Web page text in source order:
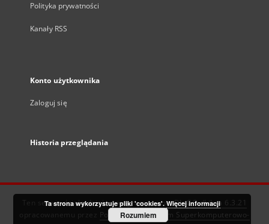
Polityka prywatności
Kanały RSS
Konto użytkownika
Zaloguj się
Historia przeglądania
Ten serwis działa dzięki oprogramowaniuDInGO dLibra 6.3.21
Poznańskie Centrum Superkomputerowo-
Ta strona wykorzystuje pliki 'cookies'. Więcej informacji
Rozumiem